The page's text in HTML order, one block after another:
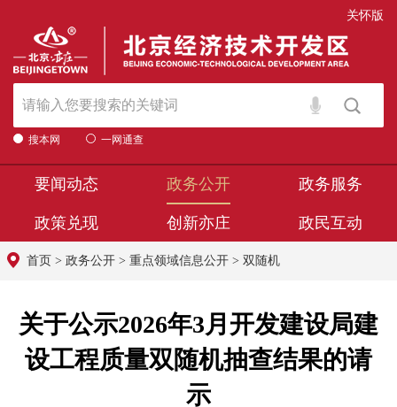
关怀版
搜本网 一网通查
要闻动态 政务公开 政务服务
政策兑现 创新亦庄 政民互动
首页 > 政务公开 > 重点领域信息公开 > 双随机
关于公示2026年3月开发建设局建
设工程质量双随机抽查结果的请
示